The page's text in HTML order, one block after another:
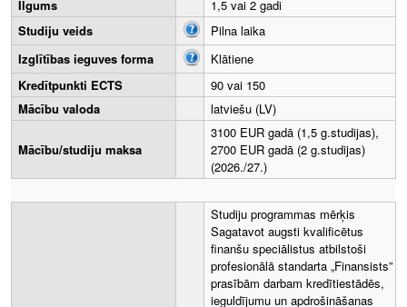
Ilgums
1,5 vai 2 gadi
Studiju veids
Pilna laika
Izglītības ieguves forma
Klātiene
Kredītpunkti ECTS
90 vai 150
Mācību valoda
latviešu (LV)
Mācību/studiju maksa
3100 EUR gadā (1,5 g.studijas),
2700 EUR gadā (2 g.studijas)
(2026./27.)
Studiju programmas mērķis
Sagatavot augsti kvalificētus
finanšu speciālistus atbilstoši
profesionālā standarta „Finansists”
prasībām darbam kredītiestādēs,
ieguldījumu un apdrošināšanas